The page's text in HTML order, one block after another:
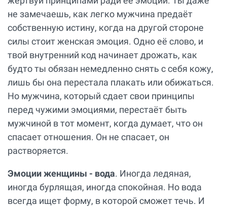
не замечаешь, как легко мужчина предаёт
собственную истину, когда на другой стороне
силы стоит женская эмоция. Одно её слово, и
твой внутренний код начинает дрожать, как
будто ты обязан немедленно снять с себя кожу,
лишь бы она перестала плакать или обижаться.
Но мужчина, который сдает свои принципы
перед чужими эмоциями, перестаёт быть
мужчиной в тот момент, когда думает, что он
спасает отношения. Он не спасает, он
растворяется.
Эмоции женщины - вода. Иногда ледяная,
иногда бурлящая, иногда спокойная. Но вода
всегда ищет форму, в которой сможет течь. И